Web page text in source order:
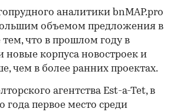
аналитики bnMAP.pro
объемом предложения в
тем, что в прошлом году в
корпуса новостроек и
чем в более ранних проектах.
агентства Est-a-Tet, в
года первое место среди